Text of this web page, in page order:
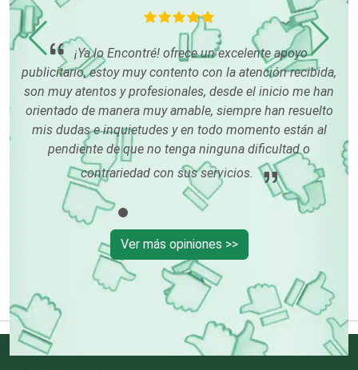
Conferencias Empresariales
Construcciones en General
Contadores
Control de Plagas
Conversiones Automotrices
Copiadoras
Cortinas, Persianas y Alfombras
a
¡Ya lo Encontré! ofrece un excelente apoyo
publicitario, estoy muy contento con la atención recibida,
son muy atentos y profesionales, desde el inicio me han
orientado de manera muy amable, siempre han resuelto
mis dudas e inquietudes y en todo momento están al
pendiente de que no tenga ninguna dificultad o
contrariedad con sus servicios.
Ver más opiniones >>